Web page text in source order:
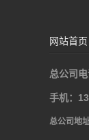
网站首页
总公司
手机：
总公司地